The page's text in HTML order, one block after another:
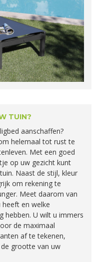
TUIN?
aanschaffen?
helemaal tot rust te
Met een goed
op uw gezicht kunt
Naast de stijl, kleur
om rekening te
Meet daarom van
en welke
hebben. U wilt u immers
de maximaal
af te tekenen,
grootte van uw